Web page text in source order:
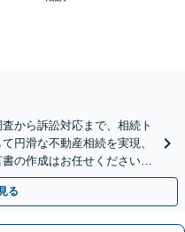
から訴訟対応まで、相続ト
円滑な不動産相続を実現、
の作成はお任せください。
る